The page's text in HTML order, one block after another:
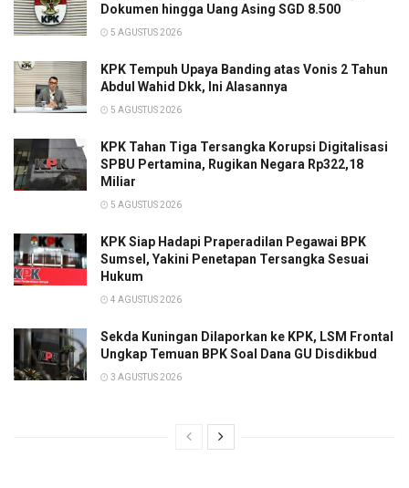
Dokumen hingga Uang Asing SGD 8.500
5 AGUSTUS 2026
KPK Tempuh Upaya Banding atas Vonis 2 Tahun
Abdul Wahid Dkk, Ini Alasannya
5 AGUSTUS 2026
KPK Tahan Tiga Tersangka Korupsi Digitalisasi
SPBU Pertamina, Rugikan Negara Rp322,18
Miliar
5 AGUSTUS 2026
KPK Siap Hadapi Praperadilan Pegawai BPK
Sumsel, Yakini Penetapan Tersangka Sesuai
Hukum
4 AGUSTUS 2026
Sekda Kuningan Dilaporkan ke KPK, LSM Frontal
Ungkap Temuan BPK Soal Dana GU Disdikbud
3 AGUSTUS 2026